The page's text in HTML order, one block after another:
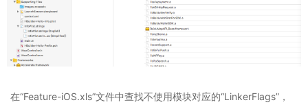
在“Feature-iOS.xls”文件中查找不使用模块对应的“LinkerFlags”，